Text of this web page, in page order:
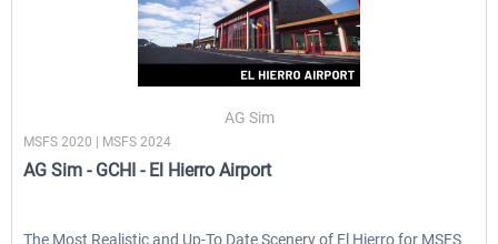
EmergencyDispatcherPro - 24h Free
AG Sim
MSFS 2020 | MSFS 2024
AG Sim - GCHI - El Hierro Airport
The Most Realistic and Up-To Date Scenery of El Hierro for MSFS